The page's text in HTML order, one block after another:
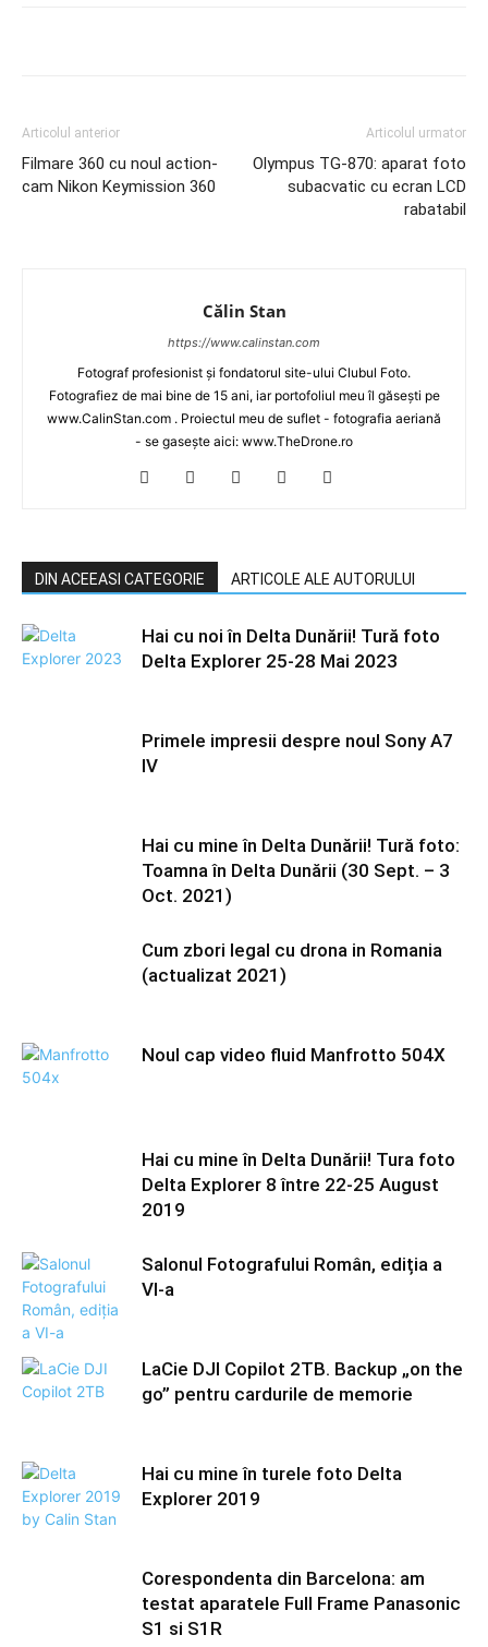
Articolul anterior
Filmare 360 cu noul action-
cam Nikon Keymission 360
Articolul urmator
Olympus TG-870: aparat foto
subacvatic cu ecran LCD
rabatabil
Călin Stan
https://www.calinstan.com
Fotograf profesionist și fondatorul site-ului Clubul Foto.
Fotografiez de mai bine de 15 ani, iar portofoliul meu îl găsești pe
www.CalinStan.com . Proiectul meu de suflet - fotografia aeriană
- se gasește aici: www.TheDrone.ro
DIN ACEEASI CATEGORIE ARTICOLE ALE AUTORULUI
Hai cu noi în Delta Dunării! Tură foto
Delta Explorer 25-28 Mai 2023
Primele impresii despre noul Sony A7
IV
Hai cu mine în Delta Dunării! Tură foto:
Toamna în Delta Dunării (30 Sept. – 3
Oct. 2021)
Cum zbori legal cu drona in Romania
(actualizat 2021)
Noul cap video fluid Manfrotto 504X
Hai cu mine în Delta Dunării! Tura foto
Delta Explorer 8 între 22-25 August
2019
Salonul Fotografului Român, ediția a
VI-a
LaCie DJI Copilot 2TB. Backup „on the
go” pentru cardurile de memorie
Hai cu mine în turele foto Delta
Explorer 2019
Corespondenta din Barcelona: am
testat aparatele Full Frame Panasonic
S1 si S1R